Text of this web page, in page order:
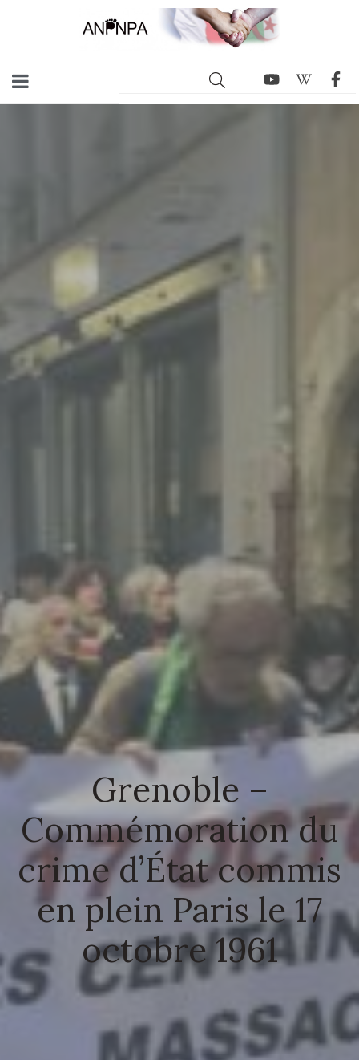
Grenoble –
Commémoration du
crime d’État commis
en plein Paris le 17
octobre 1961